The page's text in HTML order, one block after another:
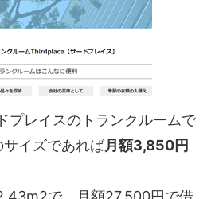
プレイスのトランクルームで
イズであれば月額3,850円